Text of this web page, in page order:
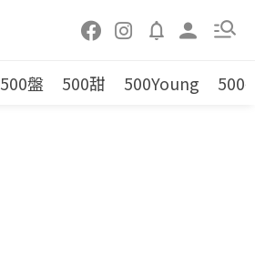
500盤 500甜 500Young 500